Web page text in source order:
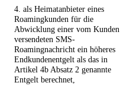
4. als Heimatanbieter eines
Roamingkunden für die
Abwicklung einer vom Kunden
versendeten SMS-
Roamingnachricht ein höheres
Endkundenentgelt als das in
Artikel 4b Absatz 2 genannte
Entgelt berechnet,